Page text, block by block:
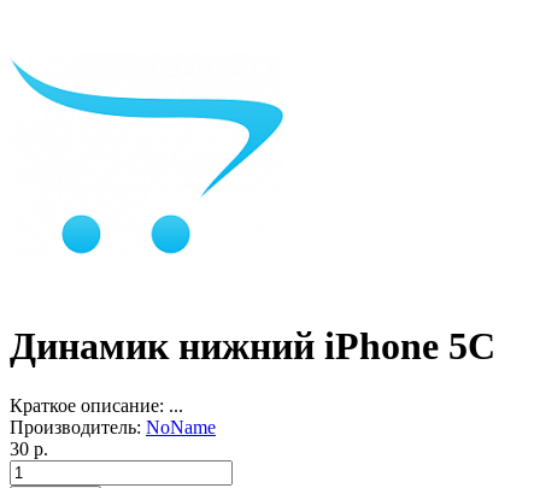
Динамик нижний iPhone 5C
Краткое описание: ...
Производитель: NoName
30 р.